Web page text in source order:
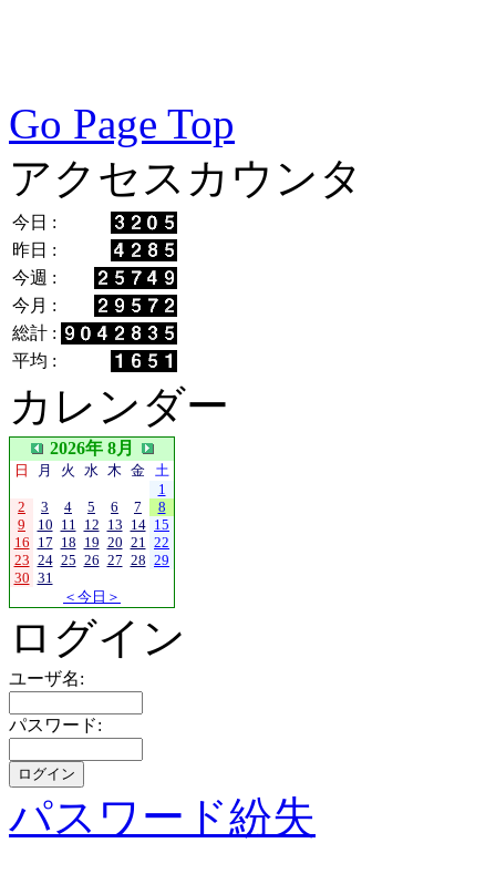
Go Page Top
アクセスカウンタ
今日 :
昨日 :
今週 :
今月 :
総計 :
平均 :
カレンダー
2026年 8月
日 月 火 水 木 金 土
1
2
3 4 5 6 7
8
9
10 11 12 13 14 15
16 17 18 19 20 21 22
23 24 25 26 27 28 29
30 31
＜今日＞
ログイン
ユーザ名:
パスワード:
パスワード紛失